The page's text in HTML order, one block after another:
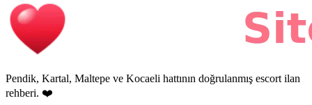
Pendik, Kartal, Maltepe ve Kocaeli hattının doğrulanmış escort ilan
rehberi. ❤️